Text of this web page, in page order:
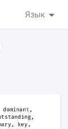
Язык